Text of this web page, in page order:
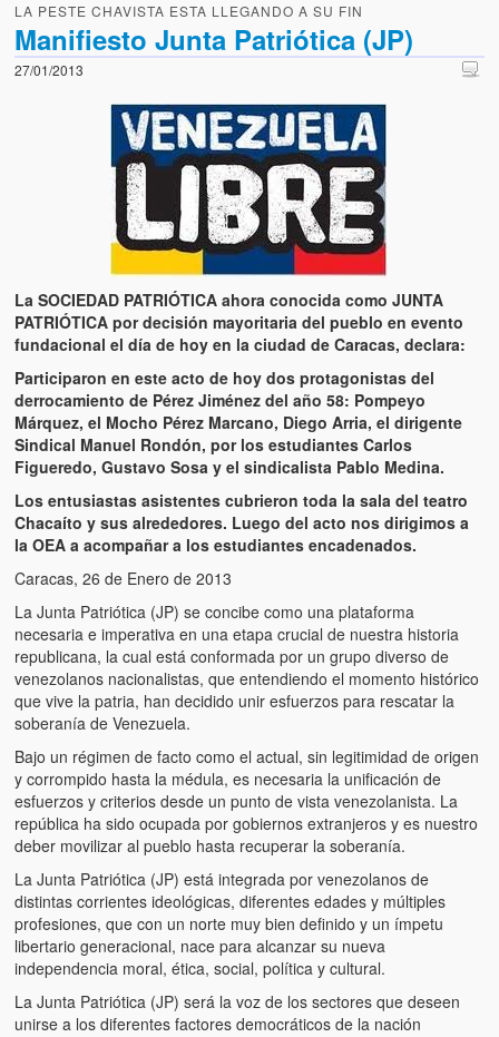
LA PESTE CHAVISTA ESTA LLEGANDO A SU FIN
Manifiesto Junta Patriótica (JP)
27/01/2013
La SOCIEDAD PATRIÓTICA ahora conocida como JUNTA
PATRIÓTICA por decisión mayoritaria del pueblo en evento
fundacional el día de hoy en la ciudad de Caracas, declara:
Participaron en este acto de hoy dos protagonistas del
derrocamiento de Pérez Jiménez del año 58: Pompeyo
Márquez, el Mocho Pérez Marcano, Diego Arria, el dirigente
Sindical Manuel Rondón, por los estudiantes Carlos
Figueredo, Gustavo Sosa y el sindicalista Pablo Medina.
Los entusiastas asistentes cubrieron toda la sala del teatro
Chacaíto y sus alrededores. Luego del acto nos dirigimos a
la OEA a acompañar a los estudiantes encadenados.
Caracas, 26 de Enero de 2013
La Junta Patriótica (JP) se concibe como una plataforma
necesaria e imperativa en una etapa crucial de nuestra historia
republicana, la cual está conformada por un grupo diverso de
venezolanos nacionalistas, que entendiendo el momento histórico
que vive la patria, han decidido unir esfuerzos para rescatar la
soberanía de Venezuela.
Bajo un régimen de facto como el actual, sin legitimidad de origen
y corrompido hasta la médula, es necesaria la unificación de
esfuerzos y criterios desde un punto de vista venezolanista. La
república ha sido ocupada por gobiernos extranjeros y es nuestro
deber movilizar al pueblo hasta recuperar la soberanía.
La Junta Patriótica (JP) está integrada por venezolanos de
distintas corrientes ideológicas, diferentes edades y múltiples
profesiones, que con un norte muy bien definido y un ímpetu
libertario generacional, nace para alcanzar su nueva
independencia moral, ética, social, política y cultural.
La Junta Patriótica (JP) será la voz de los sectores que deseen
unirse a los diferentes factores democráticos de la nación